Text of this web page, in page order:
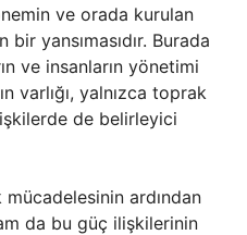
ve orada kurulan
yansımasıdır. Burada
ve insanların yönetimi
varlığı, yalnızca toprak
de belirleyici
mücadelesinin ardından
da bu güç ilişkilerinin